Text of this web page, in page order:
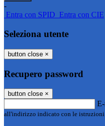
-
Entra con SPID Entra con CIE
Seleziona utente
button close ×
Recupero password
button close ×
all'indirizzo indicato con le istruzioni